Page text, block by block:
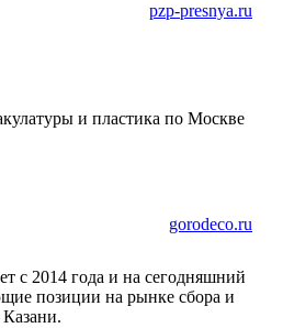
pzp-presnya.ru
и пластика по Москве
gorodeco.ru
с 2014 года и на сегодняшний
позиции на рынке сбора и
Казани.